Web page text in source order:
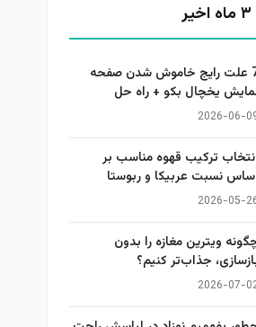
7 علت رایج خاموش شدن صفحه
یخچال بکو + راه حل
2026-06-
ترکیب قهوه مناسب بر
نسبت عربیکا و ربوستا
2026-05-
ویترین مغازه را بدون
جذاب‌تر کنیم؟
2026-07-